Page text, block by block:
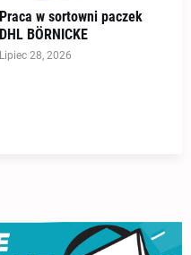
Praca w sortowni paczek
DHL BÖRNICKE
Lipiec 28, 2026